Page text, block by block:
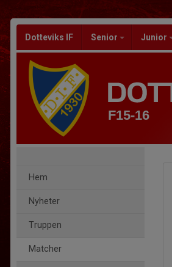
Dotteviks IF Senior Junior
F15-16
Hem
Nyheter
Truppen
Matcher